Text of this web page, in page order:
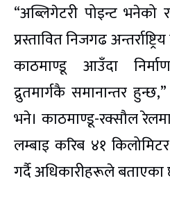
“अब्लिगेटरी पोइन्ट
प्रस्तावित निजगढ
काठमाण्डू आउँदा
द्रुतमार्गकै समानान्तर
भने। काठमाण्डू-रक्सौल
लम्बाइ करिब ४१
गर्दै अधिकारीहरूले बताएका